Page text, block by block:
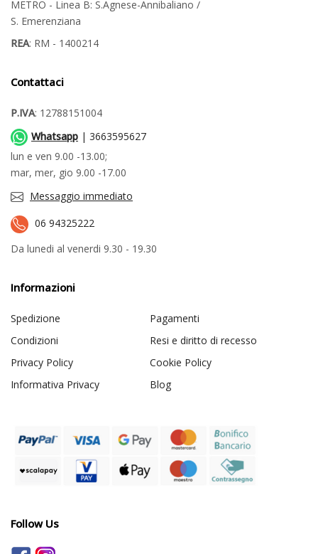
METRO - Linea B: S.Agnese-Annibaliano /
S. Emerenziana
REA: RM - 1400214
Contattaci
P.IVA: 12788151004
Whatsapp | 3663595627
lun e ven 9.00 -13.00;
mar, mer, gio 9.00 -17.00
Messaggio immediato
06 94325222
Da lunedi al venerdi 9.30 - 19.30
Informazioni
Spedizione
Pagamenti
Condizioni
Resi e diritto di recesso
Privacy Policy
Cookie Policy
Informativa Privacy
Blog
Follow Us